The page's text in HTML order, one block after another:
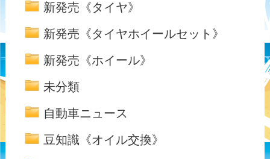
新発売《タイヤ》
新発売《タイヤホイールセット》
新発売《ホイール》
未分類
自動車ニュース
豆知識《オイル交換》